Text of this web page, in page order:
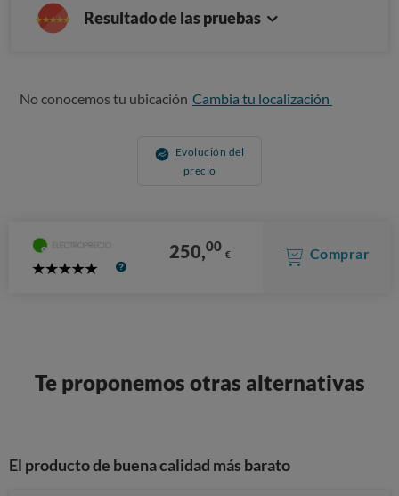
Resultado de las pruebas
No conocemos tu ubicación Cambia tu localización
Evolución del
precio
5
250,00 € Comprar
Te proponemos otras alternativas
El producto de buena calidad más barato